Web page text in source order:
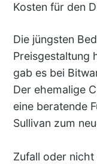
Kosten für den
Die jüngsten
Preisgestaltung
gab es bei
Der ehemalige
eine beratende
Sullivan zum
Zufall oder